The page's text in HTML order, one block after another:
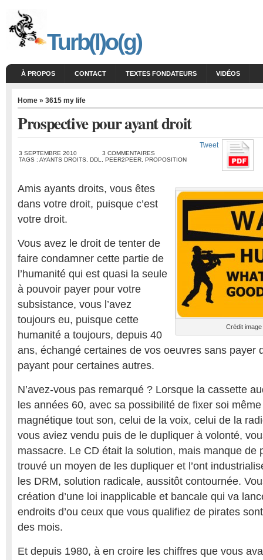
Turb(l)o(g)
À PROPOS CONTACT TEXTES FONDATEURS VIDÉOS
Home » 3615 my life
Prospective pour ayant droit
3 SEPTEMBRE 2010
3 COMMENTAIRES
TAGS : AYANTS DROITS DDL PEER2PEER PROPOSITION
Tweet
Crédit
Amis ayants droits, vous êtes
dans votre droit, puisque c’est
votre droit.
Vous avez le droit de tenter de
faire condamner cette partie de
l’humanité qui est quasi la seule
à pouvoir payer pour votre
subsistance, vous l’avez
toujours eu, puisque cette
humanité a toujours, depuis 40
ans, échangé certaines de vos oeuvres sans payer
payant pour certaines autres.
N’avez-vous pas remarqué ? Lorsque la cassette
les années 60, avec sa possibilité de fixer soi
magnétique tout son, celui de la voix, celui de la
vous aviez vendu puis de le dupliquer à volonté,
massacre. Le CD était la solution, mais manque de
trouvé un moyen de les dupliquer et l’ont
les DRM, solution radicale, aussitôt contournée.
création d’une loi inapplicable et bancale qui va
endroits d’ou ceux que vous qualifiez de pirates
des mois.
Et depuis 1980, à en croire les chiffres que vous